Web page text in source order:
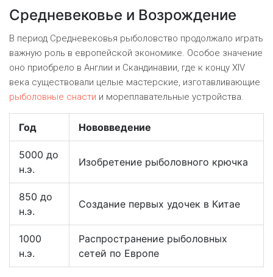
Средневековье и Возрождение
В период Средневековья рыболовство продолжало играть
важную роль в европейской экономике. Особое значение
оно приобрело в Англии и Скандинавии, где к концу XIV
века существовали целые мастерские, изготавливающие
рыболовные снасти и мореплавательные устройства.
Год Нововведение
5000 до
н.э.
Изобретение рыболовного крючка
850 до
н.э.
Создание первых удочек в Китае
1000
н.э.
Распространение рыболовных
сетей по Европе